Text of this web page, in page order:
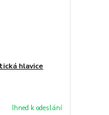
hlavice
Ihned k odeslání